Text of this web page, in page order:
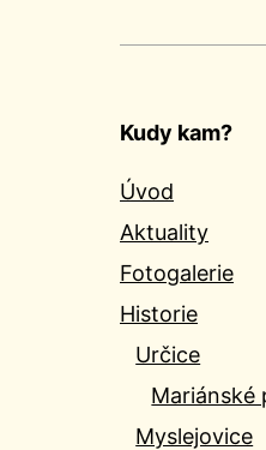
Kudy kam?
Úvod
Aktuality
Fotogalerie
Historie
Určice
Mariánské
Myslejovice